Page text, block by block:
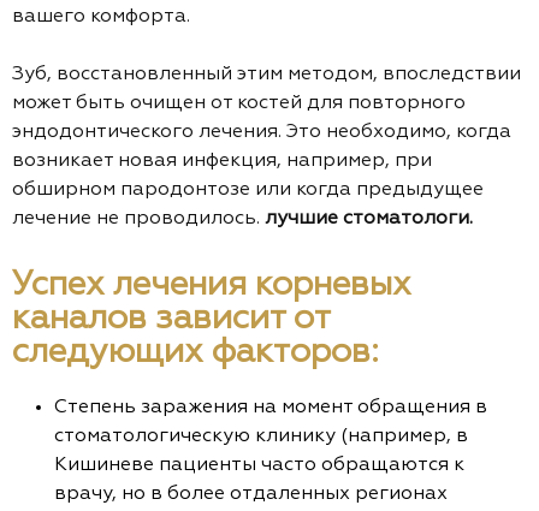
вашего комфорта.
Зуб, восстановленный этим методом, впоследствии
может быть очищен от костей для повторного
эндодонтического лечения. Это необходимо, когда
возникает новая инфекция, например, при
обширном пародонтозе или когда предыдущее
лечение не проводилось. лучшие стоматологи.
Успех лечения корневых
каналов зависит от
следующих факторов:
Степень заражения на момент обращения в
стоматологическую клинику (например, в
Кишиневе пациенты часто обращаются к
врачу, но в более отдаленных регионах